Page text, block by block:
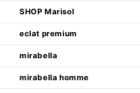
SHOP Marisol
eclat premium
mirabella
mirabella homme